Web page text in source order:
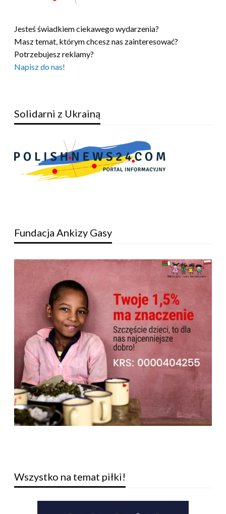
Jesteś świadkiem ciekawego wydarzenia?
Masz temat, którym chcesz nas zainteresować?
Potrzebujesz reklamy?
Napisz do nas!
Solidarni z Ukrainą
Fundacja Ankizy Gasy
Wszystko na temat piłki!